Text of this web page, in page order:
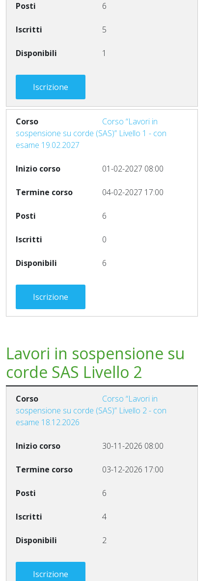
6
5
1
Iscrizione
Corso “Lavori in
sospensione su corde (SAS)” Livello 1 - con
esame 19.02.2027
01-02-2027 08:00
04-02-2027 17:00
6
0
6
Iscrizione
Lavori in sospensione su
corde SAS Livello 2
Corso “Lavori in
sospensione su corde (SAS)” Livello 2 - con
esame 18.12.2026
30-11-2026 08:00
03-12-2026 17:00
6
4
2
Iscrizione